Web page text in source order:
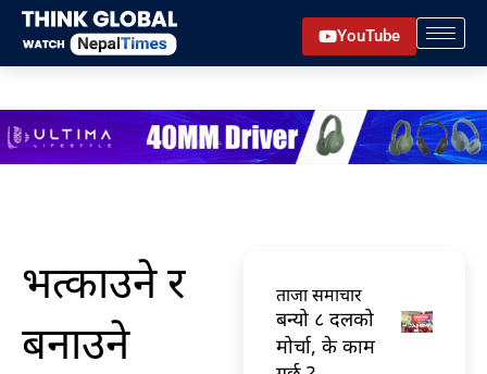
Skip
content
YouTube
भत्काउने र
बनाउने
ताजा समाचार
बन्यो ८ दलको
मोर्चा, के काम